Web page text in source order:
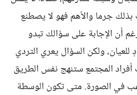
بذلك جرما والأهم فهو لا يصطنع
أن الإجابة على سؤالك تبدو
للعيان، ولكن السؤال يعري التردي
أفراد المجتمع ستنهج نفس الطريق
في الصورة. متى تكون الوسطة